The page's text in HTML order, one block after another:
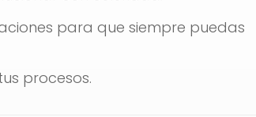
para que siempre puedas
procesos.